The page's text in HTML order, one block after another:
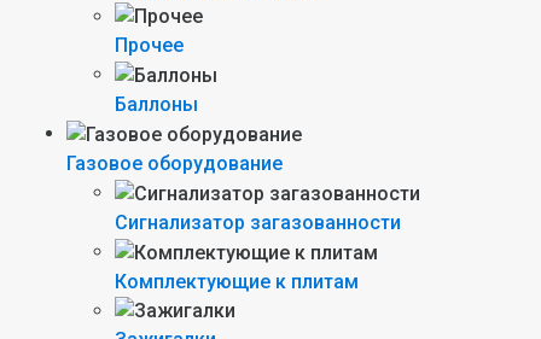
Прочее
Баллоны
Газовое оборудование
Сигнализатор загазованности
Комплектующие к плитам